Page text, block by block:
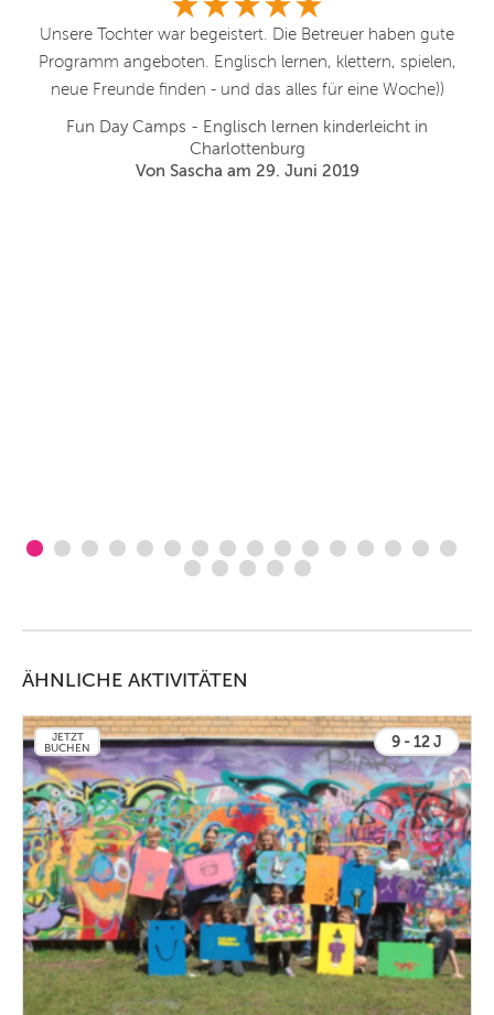
Unsere Tochter war begeistert. Die Betreuer haben gute
Programm angeboten. Englisch lernen, klettern, spielen,
neue Freunde finden - und das alles für eine Woche))
Fun Day Camps - Englisch lernen kinderleicht in
Charlottenburg
Von Sascha am 29. Juni 2019
ÄHNLICHE AKTIVITÄTEN
JETZT
BUCHEN
9 - 12 J